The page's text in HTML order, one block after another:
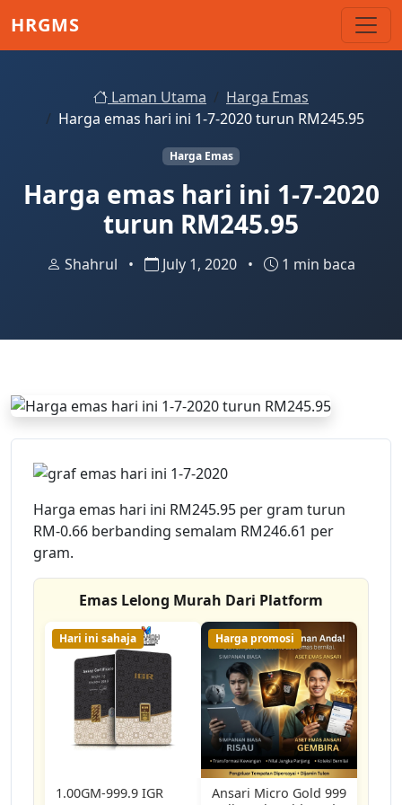
HRGMS
Laman Utama
Harga Emas
Harga emas hari ini 1-7-2020 turun RM245.95
Harga Emas
Harga emas hari ini 1-7-2020
turun RM245.95
Shahrul • July 1, 2020 • 1 min baca
Harga emas hari ini RM245.95 per gram turun
RM-0.66 berbanding semalam RM246.61 per
gram.
Emas Lelong Murah Dari Platform
Hari ini sahaja
1.00GM-999.9 IGR
Harga promosi
Ansari Micro Gold 999